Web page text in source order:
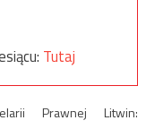
Tutaj
Prawnej Litwin: